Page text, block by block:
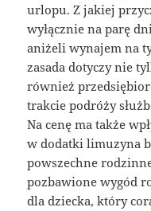
urlopu. Z jakiej
wyłącznie na parę
aniżeli wynajem na
zasada dotyczy nie
również
trakcie podróży
Na cenę ma także
w dodatki limuzyna
powszechne
pozbawione wygód
dla dziecka, który